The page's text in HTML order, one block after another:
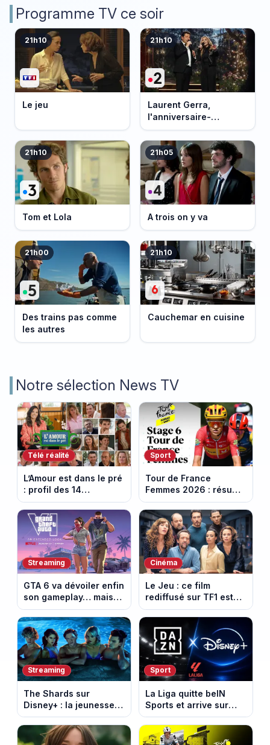
Programme TV ce soir
21h10
Le jeu
21h10
Laurent Gerra,
l'anniversaire-
événement
21h10
Tom et Lola
21h05
A trois on y va
21h00
Des trains pas comme
les autres
21h10
Cauchemar en cuisine
Notre sélection News TV
Télé réalité
L’Amour est dans le pré
: profil des 14
agriculteurs, speed
dating inédit et de
nouvelles histoires
d’amour
Sport
Tour de France
Femmes 2026 : résumé
vidéo de la 6e étape
entre Montbrison et
Tournon-sur-Rhône
Streaming
GTA 6 va dévoiler enfin
son gameplay… mais
d’abord sur Netflix
Cinéma
Le Jeu : ce film
rediffusé sur TF1 est
adapté d’un succès
italien devenu un
phénomène mondial
Streaming
The Shards sur
Disney+ : la jeunesse
dorée de Los Angeles
face à un tueur dans
les années 80
Sport
La Liga quitte beIN
Sports et arrive sur
DAZN et Disney+ en
France